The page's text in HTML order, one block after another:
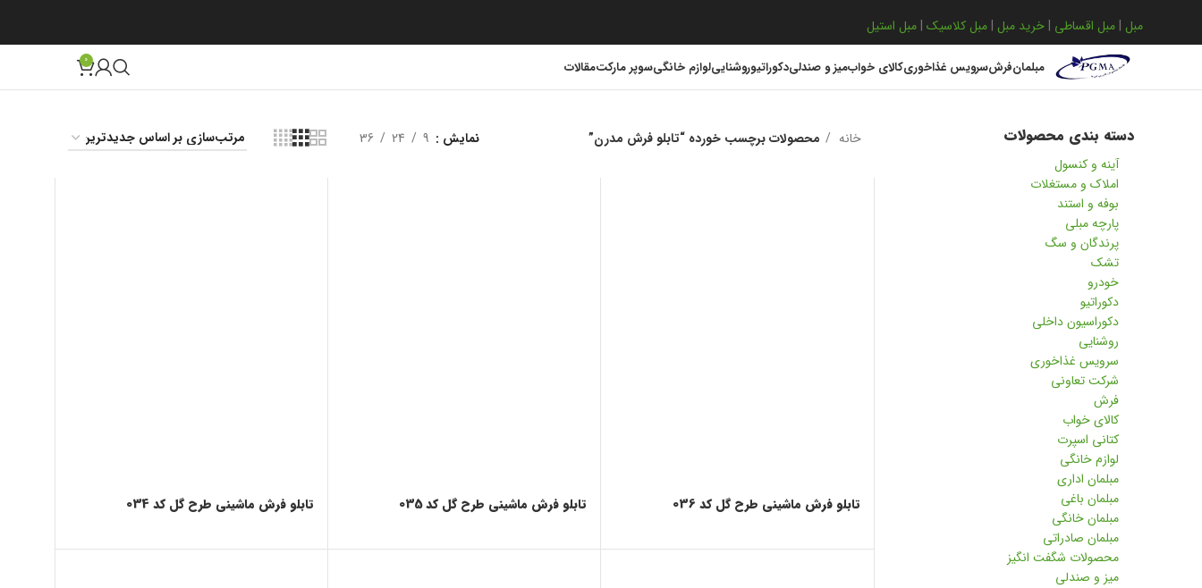
مبل | مبل اقساطی | خرید مبل | مبل کلاسیک | مبل استیل
مبلمانفرشسرویس غذاخوریکالای خوابمیز و صندلیدکوراتیوروشناییلوازم خانگیسوپر مارکتمقالات 0
دسته بندی محصولات
آینه و کنسول
املاک و مستغلات
بوفه و استند
پارچه مبلی
پرندگان و سگ
تشک
خودرو
دکوراتیو
دکوراسیون داخلی
روشنایی
سرویس غذاخوری
شرکت تعاونی
فرش
کالای خواب
کتانی اسپرت
لوازم خانگی
مبلمان اداری
مبلمان باغی
مبلمان خانگی
مبلمان صادراتی
محصولات شگفت انگیز
میز و صندلی
خانه محصولات برچسب خورده “تابلو فرش مدرن” نمایش 9
24
36
تابلو فرش ماشینی طرح گل کد 036 تابلو فرش ماشینی طرح گل کد 035 تابلو فرش ماشینی طرح گل کد 034